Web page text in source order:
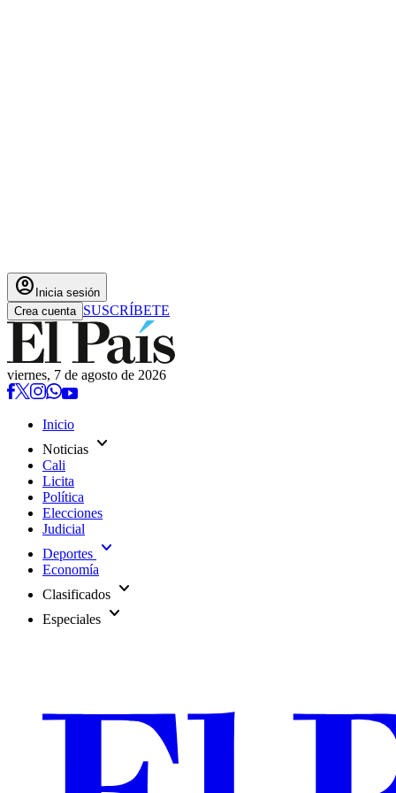
account_circle Inicia sesión
Crea cuenta SUSCRÍBETE
viernes, 7 de agosto de 2026
Inicio
Noticias expand_more
Cali
Licita
Política
Elecciones
Judicial
Deportes expand_more
Economía
Clasificados expand_more
Especiales expand_more